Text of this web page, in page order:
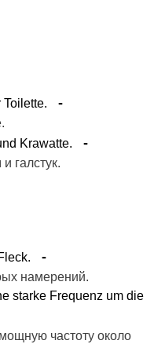
Toilette.
Krawatte.
галстук.
намерений.
starke Frequenz um die
частоту около